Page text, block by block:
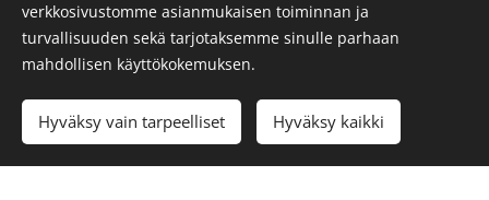
Nimi
Sähköposti
verkkosivustomme asianmukaisen toiminnan ja
turvallisuuden sekä tarjotaksemme sinulle parhaan
mahdollisen käyttökokemuksen.
Hyväksy vain tarpeelliset Hyväksy kaikki